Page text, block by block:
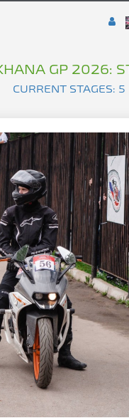
GP 2026:
CURRENT STAGES: 5